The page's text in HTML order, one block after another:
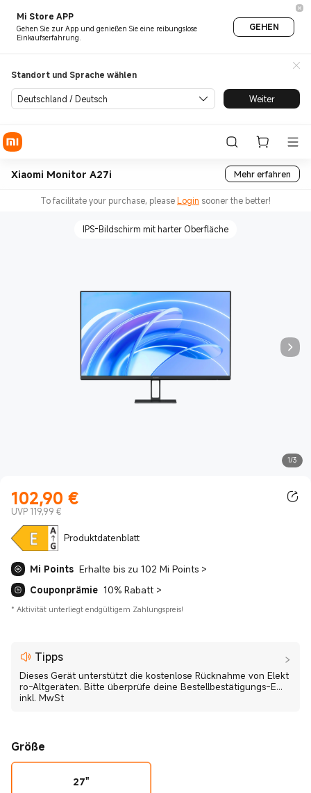
Mi Store APP
Gehen Sie zur App und genießen Sie eine reibungslose
Einkaufserfahrung.
GEHEN
Standort und Sprache wählen
Deutschland / Deutsch Weiter
Xiaomi Monitor A27i Mehr erfahren
To facilitate your purchase, pleaseLogin sooner the better!
1/3
IPS-Bildschirm mit harter Oberfläche
102,90 €
Current Price €102.90
UVP 119,99 €
Produktdatenblatt
Mi Points Erhalte bis zu 102 Mi Points >
Couponprämie 10% Rabatt >
* Aktivität unterliegt endgültigem Zahlungspreis!
Tipps
Dieses Gerät unterstützt die kostenlose Rücknahme von Elekt
ro-Altgeräten. Bitte überprüfe deine Bestellbestätigungs-E...
inkl. MwSt
Größe
27"